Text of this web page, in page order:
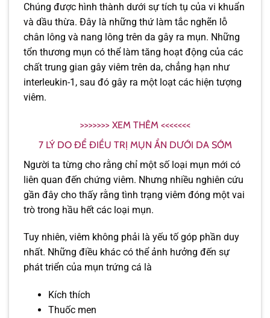
Chúng được hình thành dưới sự tích tụ của vi khuẩn
và dầu thừa. Đây là những thứ làm tắc nghẽn lỗ
chân lông và nang lông trên da gây ra mụn. Những
tổn thương mụn có thể làm tăng hoạt động của các
chất trung gian gây viêm trên da, chẳng hạn như
interleukin-1, sau đó gây ra một loạt các hiện tượng
viêm.
>>>>>>> XEM THÊM <<<<<<<
7 LÝ DO ĐỂ ĐIỀU TRỊ MỤN ẨN DƯỚI DA SỚM
Người ta từng cho rằng chỉ một số loại mụn mới có
liên quan đến chứng viêm. Nhưng nhiều nghiên cứu
gần đây cho thấy rằng tình trạng viêm đóng một vai
trò trong hầu hết các loại mụn.
Tuy nhiên, viêm không phải là yếu tố góp phần duy
nhất. Những điều khác có thể ảnh hưởng đến sự
phát triển của mụn trứng cá là
Kích thích
Thuốc men